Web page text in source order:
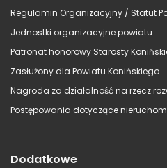
Regulamin Organizacyjny / Statut
Jednostki organizacyjne powiatu
Patronat honorowy Starosty
Zasłużony dla Powiatu Konińskiego
Nagroda za działalność na rzecz
Postępowania dotyczące
Dodatkowe